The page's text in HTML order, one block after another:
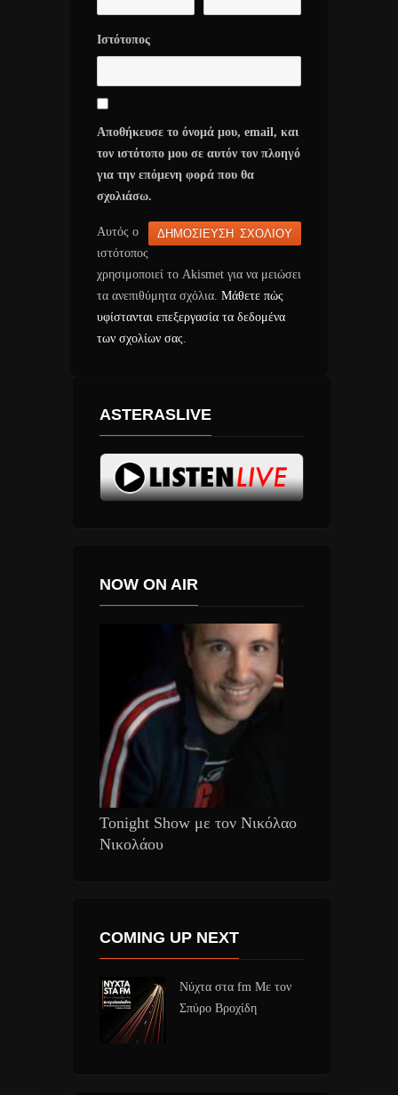
Ιστότοπος
Αποθήκευσε το όνομά μου, email, και
τον ιστότοπο μου σε αυτόν τον πλοηγό
για την επόμενη φορά που θα
σχολιάσω.
Αυτός ο
ιστότοπος
χρησιμοποιεί το Akismet για να μειώσει
τα ανεπιθύμητα σχόλια. Μάθετε πώς
υφίστανται επεξεργασία τα δεδομένα
των σχολίων σας.
ASTERASLIVE
NOW ON AIR
Tonight Show με τον Νικόλαο
Νικολάου
COMING UP NEXT
Νύχτα στα fm Με τον
Σπύρο Βροχίδη